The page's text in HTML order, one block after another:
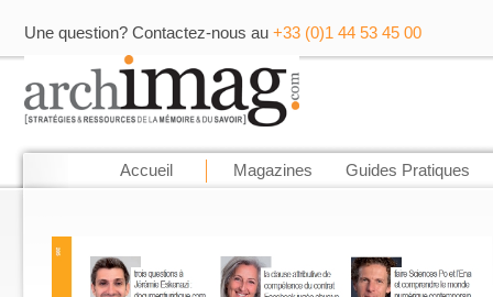
Une question? Contactez-nous au +33 (0)1 44 53 45 00
Accueil Magazines Guides Pratiques